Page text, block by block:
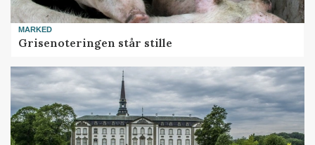
MARKED
Grisenoteringen står stille